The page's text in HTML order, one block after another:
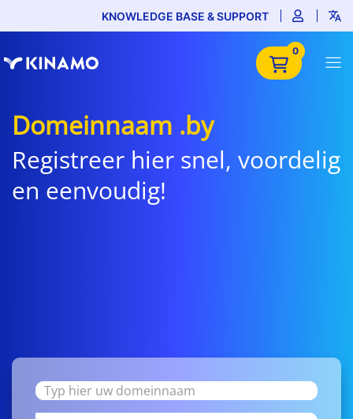
KNOWLEDGE BASE & SUPPORT
0
Domeinnaam .by
Registreer hier snel, voordelig
en eenvoudig!